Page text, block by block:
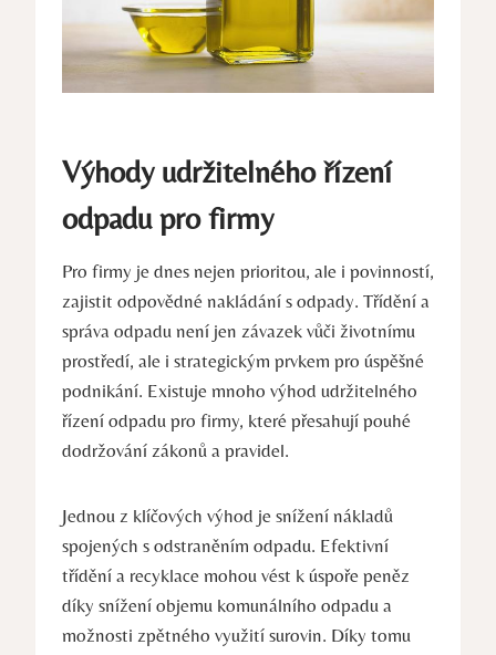
Výhody udržitelného řízení
odpadu pro firmy
Pro firmy je dnes nejen prioritou, ale i povinností,
zajistit odpovědné nakládání s odpady. Třídění a
správa odpadu není jen závazek vůči životnímu
prostředí, ale i strategickým prvkem pro úspěšné
podnikání. Existuje mnoho výhod udržitelného
řízení odpadu pro firmy, které přesahují pouhé
dodržování zákonů a pravidel.
Jednou z klíčových výhod je snížení nákladů
spojených s odstraněním odpadu. Efektivní
třídění a recyklace mohou vést k úspoře peněz
díky snížení objemu komunálního odpadu a
možnosti zpětného využití surovin. Díky tomu